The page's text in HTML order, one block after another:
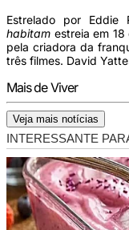
Estrelado por Eddie
habitam estreia em
pela criadora da
três filmes. David
Mais de Viver
Veja mais notícias